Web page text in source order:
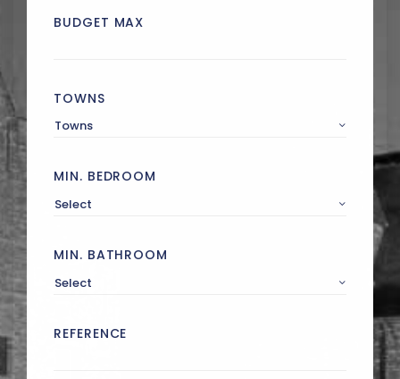
BUDGET MAX
TOWNS
Towns
MIN. BEDROOM
Select
MIN. BATHROOM
Select
REFERENCE